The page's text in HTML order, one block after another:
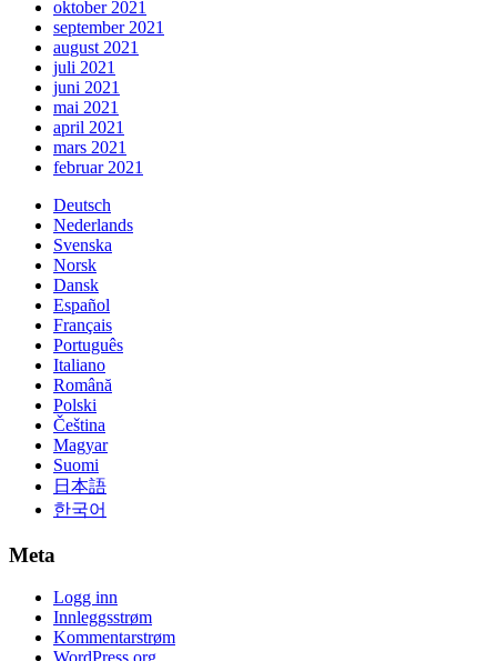
oktober 2021
september 2021
august 2021
juli 2021
juni 2021
mai 2021
april 2021
mars 2021
februar 2021
Deutsch
Nederlands
Svenska
Norsk
Dansk
Español
Français
Português
Italiano
Română
Polski
Čeština
Magyar
Suomi
日本語
한국어
Meta
Logg inn
Innleggsstrøm
Kommentarstrøm